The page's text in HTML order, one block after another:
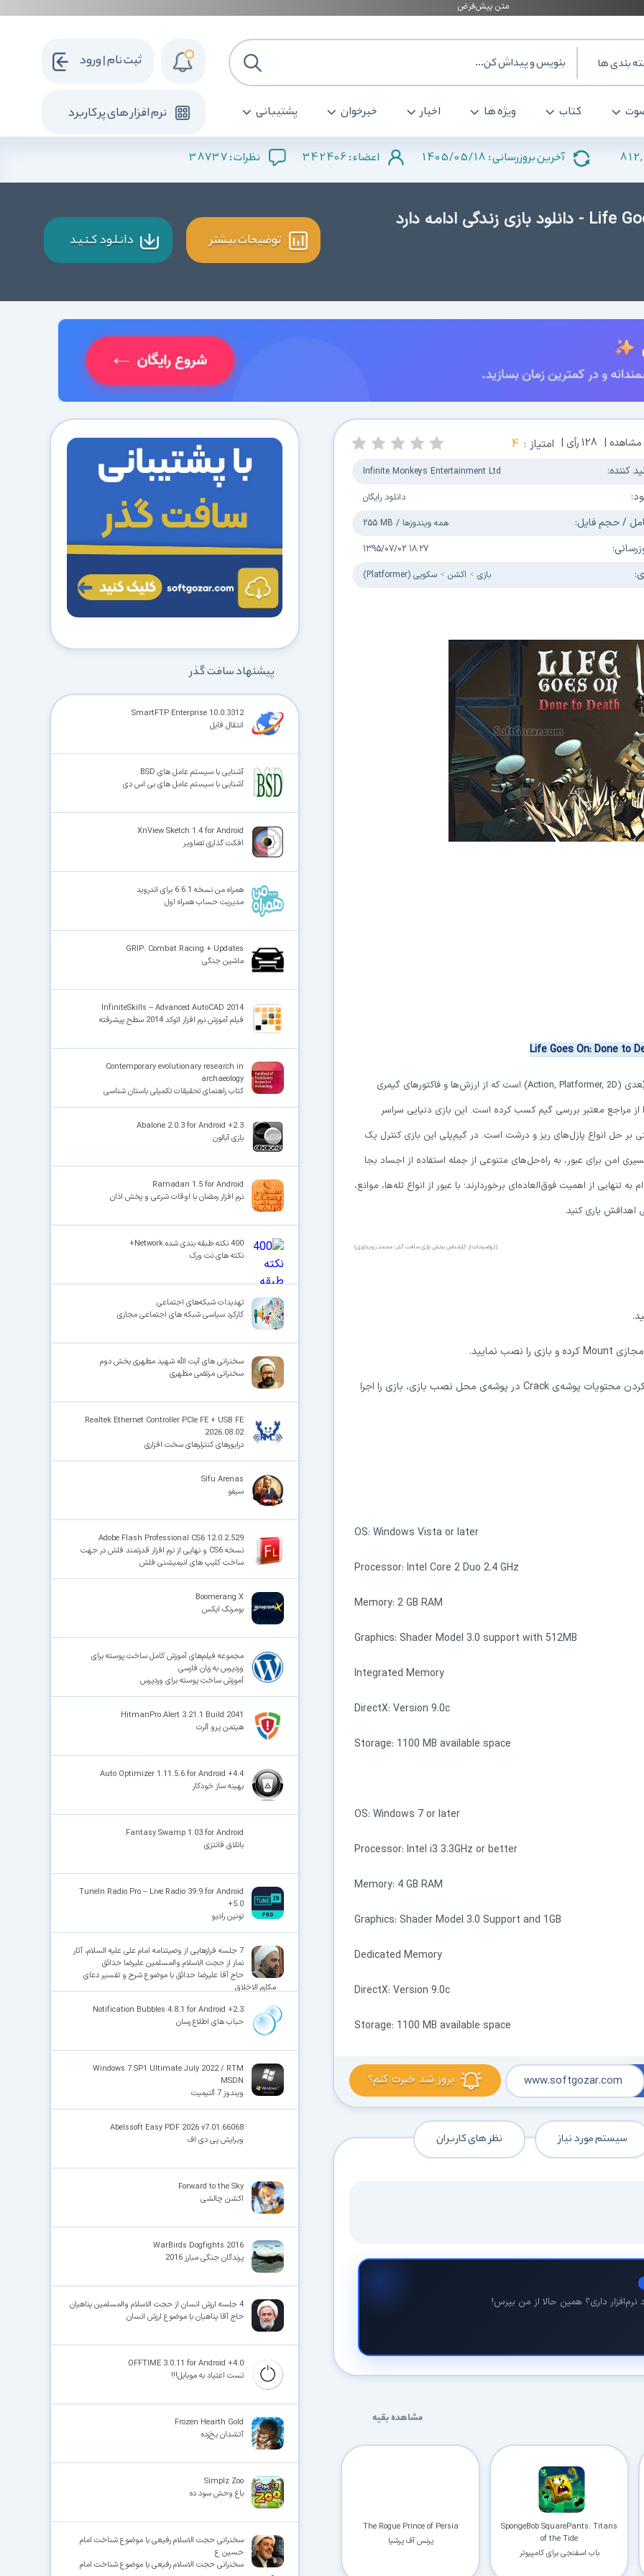
بندی ها
کتاب ویژه ها اخبار خبرخوان پشتیبانی نرم افزار های پرکاربرد
ثبت نام | ورود
آخرین بروزرسانی : 1405/05/18 اعضاء : 342406 نظرات :38737
دانلود Life Goes On - Done to Death - دانلود بازی زندگی ادامه دارد
توضیحات بیشتر دانـلـود کـنـیـد
مشاهده | 128رأی | امتیاز : 4
کننده: Infinite Monkeys Entertainment Ltd
دانلود رایگان
/ حجم فایل: 255 MB / همه ویندوزها
1395/07/02 18:27
بازی اکشن سکویی (Platformer)
Life Goes On: Done to
(Action, Platformer, 2D) است که از ارزش‌ها و فاکتورهای گیمری
از مراجع معتبر بررسی گیم کسب کرده است. این بازی دنیایی سراسر
بر حل انواع پازل‌های ریز و درشت است. در گیم‌پلی این بازی کنترل یک
امن برای عبور، به راه‌حل‌های متنوعی از جمله استفاده از اجساد بجا
از اهمیت فوق‌العاده‌ای برخوردارند؛ با عبور از انواع تله‌ها، موانع،
اهدافش یاری کنید.
(توضیحات از کارشناس بخش بازی سافت گذر: محمد زویداوی)
مجازی Mountکرده و بازی را نصب نمایید.
Crack در پوشه‌ی محل نصب بازی، بازی را اجرا
OS: Windows Vista or later
Processor: Intel Core 2 Duo 2.4 GHz
Memory: 2 GB RAM
Graphics: Shader Model 3.0 support with 512MB
Integrated Memory
DirectX: Version 9.0c
Storage: 1100 MB available space
OS: Windows 7 or later
Processor: Intel i3 3.3GHz or better
Memory: 4 GB RAM
Graphics: Shader Model 3.0 Support and 1GB
Dedicated Memory
DirectX: Version 9.0c
Storage: 1100 MB available space
بروز شد خبرت کنم؟ www.softgozar.com
سیستم مورد نیاز نظر های کاربران
داری؟ همین حالا از من بپرس!
مشاهده بقیه
SpongeBob SquarePants: Titans
of the Tide
باب اسفنجی برای کامپیوتر
The Rogue Prince of Persia
پرنس آف پرشیا
پیشنهاد سافت گذر
SmartFTP Enterprise 10.0.3312
انتقال فایل
آشنایی با سیستم عامل های BSD
آشنایی با سیستم عامل های بی اس دی
XnView Sketch 1.4 for Android
افکت گذاری تصاویر
همراه من نسخه 6.6.1 برای اندروید
مدیریت حساب همراه اول
GRIP: Combat Racing + Updates
ماشین جنگی
InfiniteSkills – Advanced AutoCAD 2014
فیلم آموزش نرم افزار اتوکد 2014 سطح پیشرفته
Contemporary evolutionary research in
archaeology
کتاب راهنمای تحقیقات تکمیلی باستان شناسی
Abalone 2.0.3 for Android +2.3
بازی آبالون
Ramadan 1.5 for Android
نرم افزار رمضان با اوقات شرعی و پخش اذان
400 نکته طبقه بندی شده Network+
نکته های نت ورک
تهدیدات شبکه‌های اجتماعی
کارکرد سیاسی شبکه های اجتماعی مجازی
سخنرانی های آیت الله شهید مطهری بخش دوم
سخنرانی مرتضی مطهری
Realtek Ethernet Controller PCIe FE + USB FE
2026.08.02
درایورهای کنترلرهای سخت افزاری
Sifu Arenas
سیفو
Adobe Flash Professional CS6 12.0.2.529
نسخه CS6 و نهایی از نرم افزار قدرتمند فلش در جهت
ساخت کلیپ های انیمیشنی فلش
Boomerang X
بومرنگ ایکس
مجموعه فیلم‌های آموزش کامل ساخت پوسته برای
وردپرس به زبان فارسی
آموزش ساخت پوسته برای وردپرس
HitmanPro.Alert 3.21.1 Build 2041
هیتمن پرو آلرت
Auto Optimizer 1.11.5.6 for Android +4.4
بهینه ساز خودکار
Fantasy Swamp 1.03 for Android
باتلاق فانتزی
TuneIn Radio Pro – Live Radio 39.9 for Android
+5.0
تونین رادیو
7 جلسه فرازهایی از وصیتنامه امام علی علیه السلام، آثار
نماز از حجت الاسلام والمسلمین علیرضا حدائق
حاج آقا علیرضا حدائق با موضوع شرح و تفسیر دعای
مکارم الاخلاق
Notification Bubbles 4.8.1 for Android +2.3
حباب های اطلاع رسان
Windows 7 SP1 Ultimate July 2022 / RTM
MSDN
ویندوز 7 آلتیمیت
Abelssoft Easy PDF 2026 v7.01.66068
ویرایش پی دی اف
Forward to the Sky
اکشن چالشی
WarBirds Dogfights 2016
پرندگان جنگی مبارز 2016
4 جلسه ارزش انسان از حجت الاسلام والمسلمین پناهیان
حاج آقا پناهیان با موضوع ارزش انسان
OFFTIME 3.0.11 for Android +4.0
تست اعتیاد به موبایل!!!
Frozen Hearth Gold
آتشدان یخ‌زده
Simplz Zoo
باغ وحش سود ده
سخنرانی حجت الاسلام رفیعی با موضوع شناخت امام
حسین ع
سخنرانی حجت الاسلام رفیعی با موضوع شناخت امام
⭐ بیش از۱۹۰,۰۰۰کاربر عضو ویژه
⭐ با عضویت ویژه، تمام محدودیت‌ها را بردارید:
پاسخ‌گویی فوری به خطاهای نصب، راهنمای خط به‌خط کرک و پیشنهاد نرم‌افزارهای
ادامه دانلود پس از قطع اینترنت و دانلود موازی چند فایل
دسترسی به تمام نسخه‌های قدیمی نرم‌افزارها
(معادل ماهیانه 33,250 تومان در اشتراک یک‌ساله)